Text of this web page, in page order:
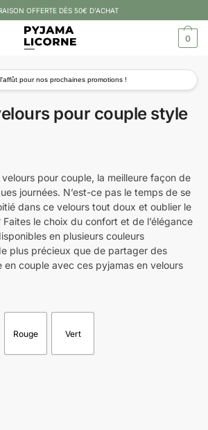
OFFERTE DÈS 50€ D’ACHAT
0
pour nos prochaines promotions !
pour couple style
pour couple, la meilleure façon de
journées. N’est-ce pas le temps de se
dans ce velours tout doux et oublier le
Faites le choix du confort et de l’élégance
en plusieurs couleurs
plus précieux que de partager des
en couple avec ces pyjamas en velours
Rouge Vert